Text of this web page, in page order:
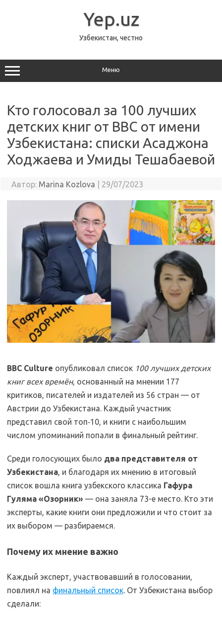
Yep.uz
Узбекистан, честно
Меню
Кто голосовал за 100 лучших
детских книг от BBC от имени
Узбекистана: списки Асаджона
Ходжаева и Умиды Тешабаевой
Автор: Marina Kozlova 29/07/2023
BBC Culture опубликовал список 100 лучших детских
книг всех времён, основанный на мнении 177
критиков, писателей и издателей из 56 стран — от
Австрии до Узбекистана. Каждый участник
представил свой топ‑10, и книги с наибольшим
числом упоминаний попали в финальный рейтинг.
Среди голосующих было два представителя от
Узбекистана, и благодаря их мнению в итоговый
список вошла книга узбекского классика Гафура
Гуляма «Озорник» — она заняла 73-е место. Кто эти
эксперты, какие книги они предложили и что стоит за
их выбором — разбираемся.
Почему их мнение важно
Каждый эксперт, участвовавший в голосовании,
повлиял на финальный список. От Узбекистана выбор
сделали: